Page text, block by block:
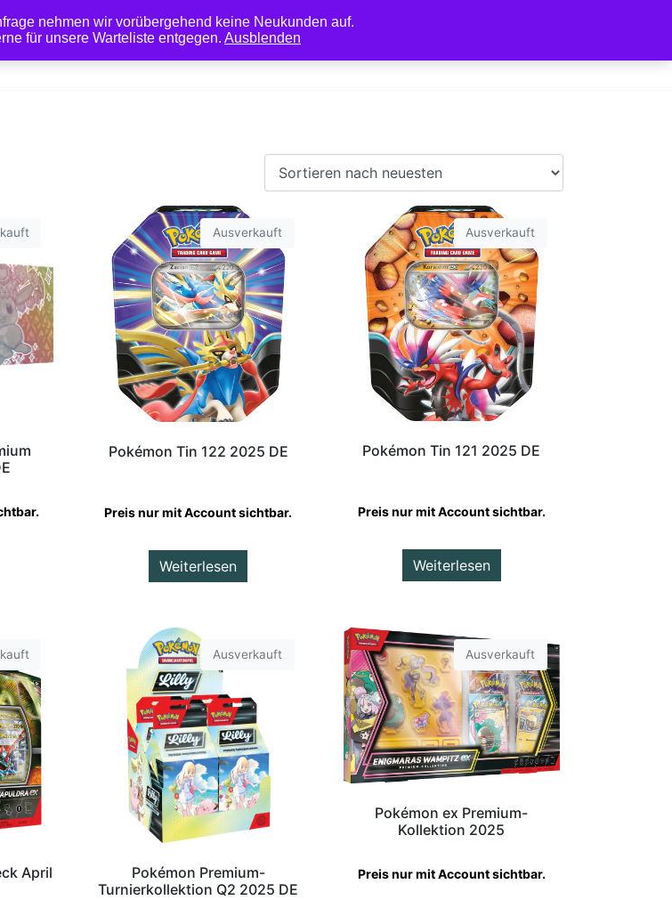
nehmen wir vorübergehend keine Neukunden auf.
für unsere Warteliste entgegen. Ausblenden
Pokémon TCG Zubehör
Ausverkauft
Pokémon Tin 122 2025 DE
Preis nur mit Account sichtbar.
Weiterlesen
Ausverkauft
Pokémon Tin 121 2025 DE
Preis nur mit Account sichtbar.
Weiterlesen
April
Ausverkauft
Pokémon Premium-
Turnierkollektion Q2 2025 DE
Ausverkauft
Pokémon ex Premium-
Kollektion 2025
Preis nur mit Account sichtbar.